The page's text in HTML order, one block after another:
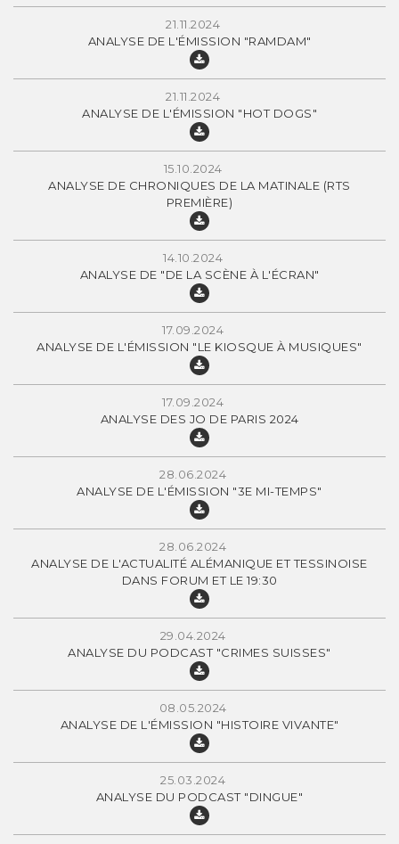
21.11.2024
ANALYSE DE L'ÉMISSION "RAMDAM"
21.11.2024
ANALYSE DE L'ÉMISSION "HOT DOGS"
15.10.2024
ANALYSE DE CHRONIQUES DE LA MATINALE (RTS
PREMIÈRE)
14.10.2024
ANALYSE DE "DE LA SCÈNE À L'ÉCRAN"
17.09.2024
ANALYSE DE L'ÉMISSION "LE KIOSQUE À MUSIQUES"
17.09.2024
ANALYSE DES JO DE PARIS 2024
28.06.2024
ANALYSE DE L'ÉMISSION "3E MI-TEMPS"
28.06.2024
ANALYSE DE L'ACTUALITÉ ALÉMANIQUE ET TESSINOISE
DANS FORUM ET LE 19:30
29.04.2024
ANALYSE DU PODCAST "CRIMES SUISSES"
08.05.2024
ANALYSE DE L'ÉMISSION "HISTOIRE VIVANTE"
25.03.2024
ANALYSE DU PODCAST "DINGUE"